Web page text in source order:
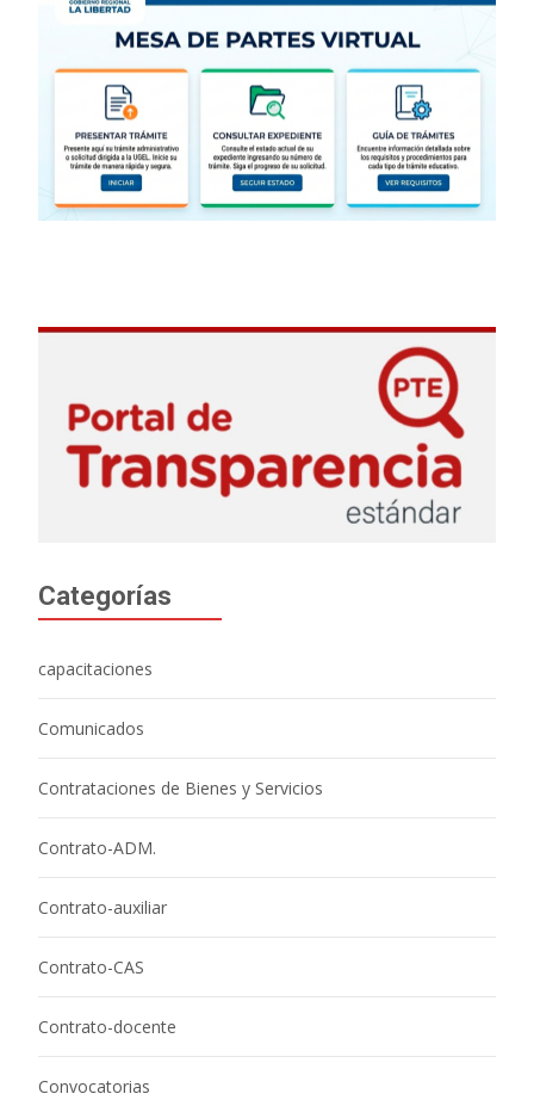
Categorías
capacitaciones
Comunicados
Contrataciones de Bienes y Servicios
Contrato-ADM.
Contrato-auxiliar
Contrato-CAS
Contrato-docente
Convocatorias